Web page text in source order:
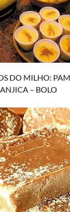
DO MILHO:
– BOLO